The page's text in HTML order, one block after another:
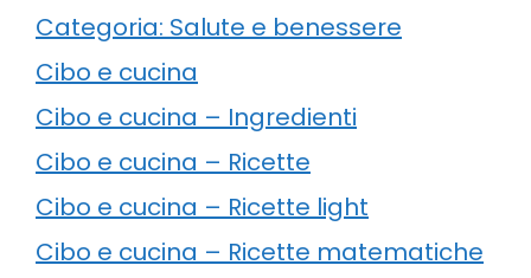
Categoria: Salute e benessere
Cibo e cucina
Cibo e cucina – Ingredienti
Cibo e cucina – Ricette
Cibo e cucina – Ricette light
Cibo e cucina – Ricette matematiche